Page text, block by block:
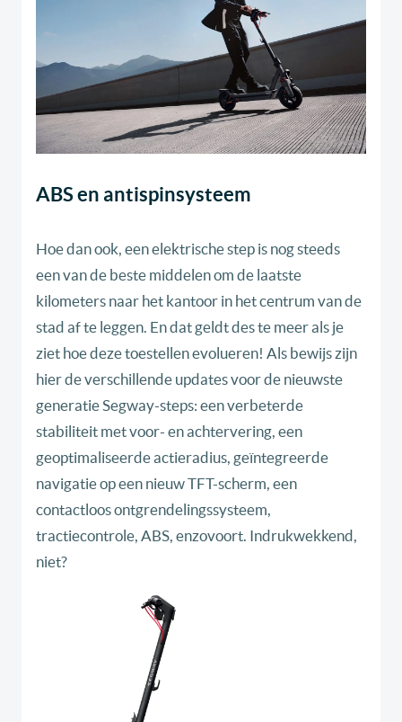
ABS en antispinsysteem
Hoe dan ook, een elektrische step is nog steeds
een van de beste middelen om de laatste
kilometers naar het kantoor in het centrum van de
stad af te leggen. En dat geldt des te meer als je
ziet hoe deze toestellen evolueren! Als bewijs zijn
hier de verschillende updates voor de nieuwste
generatie Segway-steps: een verbeterde
stabiliteit met voor- en achtervering, een
geoptimaliseerde actieradius, geïntegreerde
navigatie op een nieuw TFT-scherm, een
contactloos ontgrendelingssysteem,
tractiecontrole, ABS, enzovoort. Indrukwekkend,
niet?